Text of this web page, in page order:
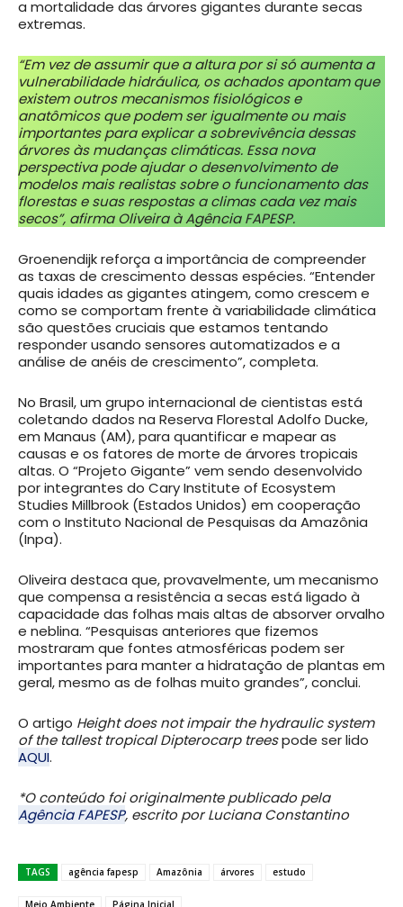
a mortalidade das árvores gigantes durante secas
extremas.
“Em vez de assumir que a altura por si só aumenta a
vulnerabilidade hidráulica, os achados apontam que
existem outros mecanismos fisiológicos e
anatômicos que podem ser igualmente ou mais
importantes para explicar a sobrevivência dessas
árvores às mudanças climáticas. Essa nova
perspectiva pode ajudar o desenvolvimento de
modelos mais realistas sobre o funcionamento das
florestas e suas respostas a climas cada vez mais
secos”, afirma Oliveira à Agência FAPESP.
Groenendijk reforça a importância de compreender
as taxas de crescimento dessas espécies. “Entender
quais idades as gigantes atingem, como crescem e
como se comportam frente à variabilidade climática
são questões cruciais que estamos tentando
responder usando sensores automatizados e a
análise de anéis de crescimento”, completa.
No Brasil, um grupo internacional de cientistas está
coletando dados na Reserva Florestal Adolfo Ducke,
em Manaus (AM), para quantificar e mapear as
causas e os fatores de morte de árvores tropicais
altas. O “Projeto Gigante” vem sendo desenvolvido
por integrantes do Cary Institute of Ecosystem
Studies Millbrook (Estados Unidos) em cooperação
com o Instituto Nacional de Pesquisas da Amazônia
(Inpa).
Oliveira destaca que, provavelmente, um mecanismo
que compensa a resistência a secas está ligado à
capacidade das folhas mais altas de absorver orvalho
e neblina. “Pesquisas anteriores que fizemos
mostraram que fontes atmosféricas podem ser
importantes para manter a hidratação de plantas em
geral, mesmo as de folhas muito grandes”, conclui.
O artigo Height does not impair the hydraulic system
of the tallest tropical Dipterocarp treespode ser lido
AQUI.
*O conteúdo foi originalmente publicado pela
Agência FAPESP, escrito por Luciana Constantino
TAGS agência fapesp Amazônia árvores estudo
Meio Ambiente Página Inicial